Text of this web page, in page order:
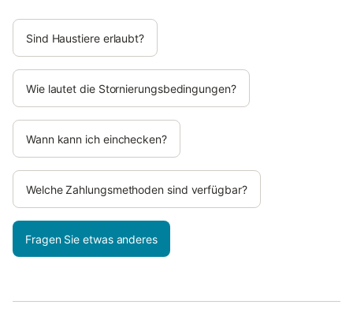
Sind Haustiere erlaubt?
Wie lautet die Stornierungsbedingungen?
Wann kann ich einchecken?
Welche Zahlungsmethoden sind verfügbar?
Fragen Sie etwas anderes